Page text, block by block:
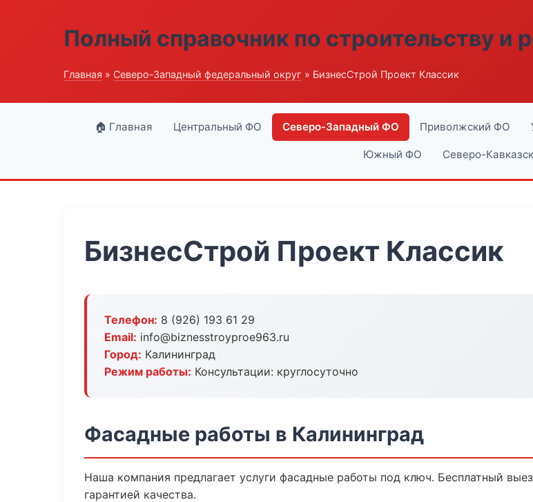
Полный справочник по строительству и
Главная » Северо-Западный федеральный округ » БизнесСтрой Проект Классик
🏠 Главная Центральный ФО Северо-Западный ФО Приволжский ФО
Южный ФО Северо-
БизнесСтрой Проект Классик
Телефон: 8 (926) 193 61 29
Email: info@biznesstroyproe963.ru
Город: Калининград
Режим работы: Консультации: круглосуточно
Фасадные работы в Калининград
Наша компания предлагает услуги фасадные работы под ключ. Бесплатный
гарантией качества.